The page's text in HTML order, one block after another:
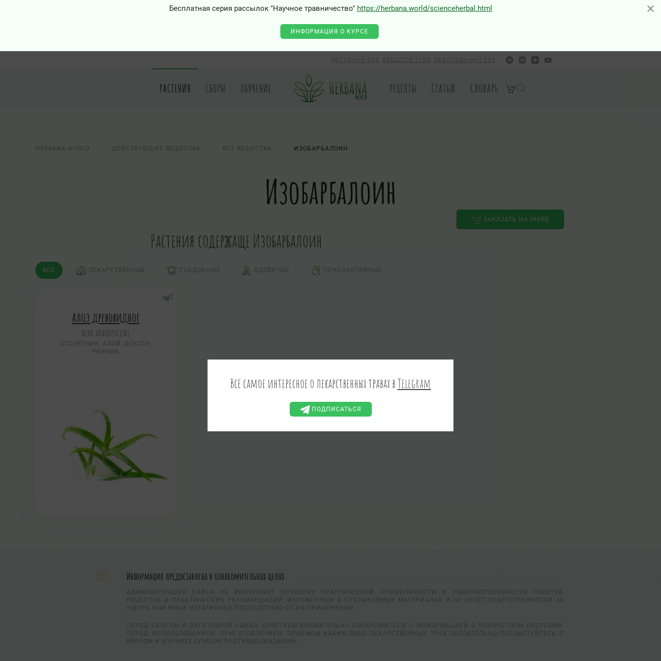
×
Бесплатная серия рассылок "Научное травничество" https://herbana.world/scienceherbal.html
ИНФОРМАЦИЯ О КУРСЕ
РАСТЕНИЙ 303 ВЕЩЕСТВ 1159 ЗАБОЛЕВАНИЙ 596
РАСТЕНИЯ СБОРЫ ОБУЧЕНИЕ РЕЦЕПТЫ СТАТЬИ СЛОВАРЬ
HERBANA.WORLD ДЕЙСТВУЮЩИЕ ВЕЩЕСТВА ВСЕ ВЕЩЕСТВА ИЗОБАРБАЛОИН
Изобарбалоин
ЗАКАЗАТЬ НА IHERB
Растения содержаще Изобарбалоин
ВСЕ ЛЕКАРСТВЕННЫЕ СЪЕДОБНЫЕ ЯДОВИТЫЕ ПСИХОАКТИВНЫЕ
Алоэ древовидное
Aloe arborescens
СТОЛЕТНИК, АЛОЙ, ДОКТОР,
РАННИК
Информация предоставлена в ознакомительных целях.
АДМИНИСТРАЦИЯ САЙТА НЕ ВЫПОЛНЯЕТ ПРОВЕРКУ ПРАКТИЧЕСКОЙ ПРИМЕНИМОСТИ И РАБОТОСПОСОБНОСТИ СОВЕТОВ,
РЕЦЕПТОВ И ПРАКТИЧЕСКИХ РЕКОМЕНДАЦИЙ, ИЗЛОЖЕННЫХ В ПУБЛИКУЕМЫХ МАТЕРИАЛАХ И НЕ НЕСЕТ ОТВЕТСТВЕННОСТИ ЗА
УЩЕРБ ИЛИ ИНЫЕ НЕГАТИВНЫЕ ПОСЛЕДСТВИЯ ОТ ИХ ПРИМЕНЕНИЯ.
ПЕРЕД СБОРОМ И ЗАГОТОВКОЙ СЫРЬЯ, СОВЕТУЕМ ВНИМАТЕЛЬНО ОЗНАКОМИТЬСЯ С ИНФОРМАЦИЕЙ О КОНКРЕТНОМ РАСТЕНИИ.
ПЕРЕД ИСПОЛЬЗОВАНИЕМ, ПРИГОТОВЛЕНИЕМ, ПРИЕМОМ КАКИХ-ЛИБО ЛЕКАРСТВЕННЫХ ТРАВ ОБЯЗАТЕЛЬНО ПОСОВЕТУЙТЕСЬ С
ВРАЧОМ И ИЗУЧИТЕ СПИСОК ПРОТИВОПОКАЗАНИЙ.
×
Всё самое интересное о лекарственных травах вTelegram
ПОДПИСАТЬСЯ